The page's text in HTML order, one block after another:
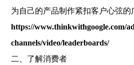
为自己的产品制作紧扣客户心弦的
https://www.thinkwithgoogle.com/
channels/video/leaderboards/
二、了解消费者